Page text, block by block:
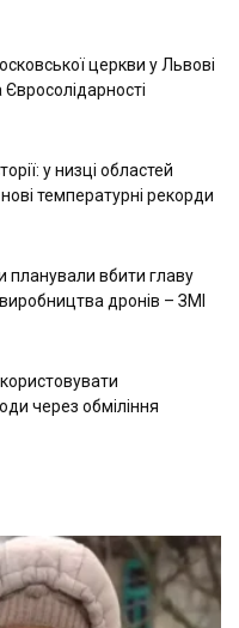
церкви у Львові
у низці областей
температурні рекорди
планували вбити главу
дронів – ЗМІ
через обміління